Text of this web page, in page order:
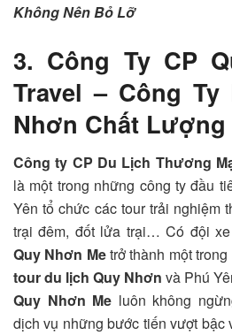
Không Nên Bỏ Lỡ
3. Công Ty CP
Travel – Công
Nhơn Chất Lượng
Công ty CP Du Lịch Thương
là một trong những công ty đầu
Yên tổ chức các tour trải nghiệm
trại đêm, đốt lửa trại… Có đội
Quy Nhơn Metrở thành một
tour du lịch Quy Nhơn và Phú
Quy Nhơn Me luôn không
dịch vụ những bước tiến vượt bậc